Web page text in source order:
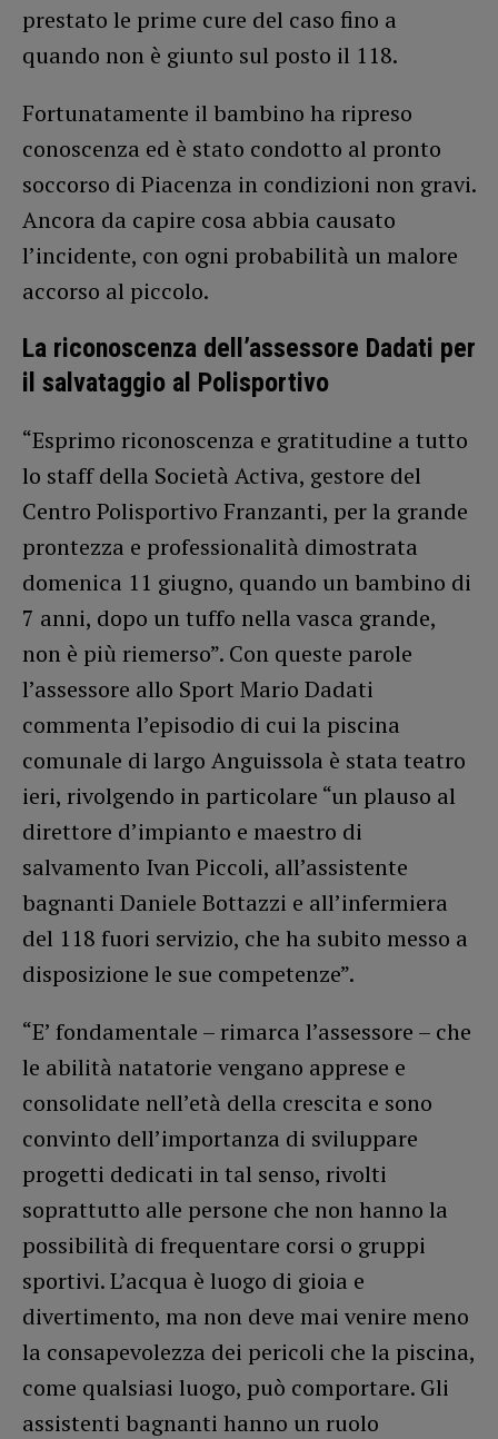
prestato le prime cure del caso fino a
quando non è giunto sul posto il 118.
Fortunatamente il bambino ha ripreso
conoscenza ed è stato condotto al pronto
soccorso di Piacenza in condizioni non gravi.
Ancora da capire cosa abbia causato
l’incidente, con ogni probabilità un malore
accorso al piccolo.
La riconoscenza dell’assessore Dadati per
il salvataggio al Polisportivo
“Esprimo riconoscenza e gratitudine a tutto
lo staff della Società Activa, gestore del
Centro Polisportivo Franzanti, per la grande
prontezza e professionalità dimostrata
domenica 11 giugno, quando un bambino di
7 anni, dopo un tuffo nella vasca grande,
non è più riemerso”. Con queste parole
l’assessore allo Sport Mario Dadati
commenta l’episodio di cui la piscina
comunale di largo Anguissola è stata teatro
ieri, rivolgendo in particolare “un plauso al
direttore d’impianto e maestro di
salvamento Ivan Piccoli, all’assistente
bagnanti Daniele Bottazzi e all’infermiera
del 118 fuori servizio, che ha subito messo a
disposizione le sue competenze”.
“E’ fondamentale – rimarca l’assessore – che
le abilità natatorie vengano apprese e
consolidate nell’età della crescita e sono
convinto dell’importanza di sviluppare
progetti dedicati in tal senso, rivolti
soprattutto alle persone che non hanno la
possibilità di frequentare corsi o gruppi
sportivi. L’acqua è luogo di gioia e
divertimento, ma non deve mai venire meno
la consapevolezza dei pericoli che la piscina,
come qualsiasi luogo, può comportare. Gli
assistenti bagnanti hanno un ruolo